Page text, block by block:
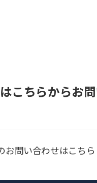
こちらからお
お問い合わせはこちら